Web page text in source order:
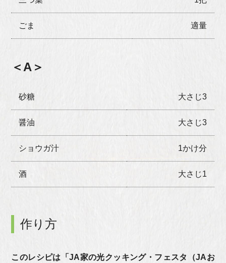
ごま 適量
＜A＞
砂糖 大さじ3
醤油 大さじ3
ショウガ汁 1かけ分
酒 大さじ1
作り方
このレシピは「JA家の光クッキング・フェスタ（JAお